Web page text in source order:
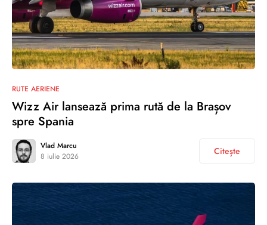
RUTE AERIENE
Wizz Air lansează prima rută de la Brașov
spre Spania
Vlad Marcu
8 iulie 2026
Citește